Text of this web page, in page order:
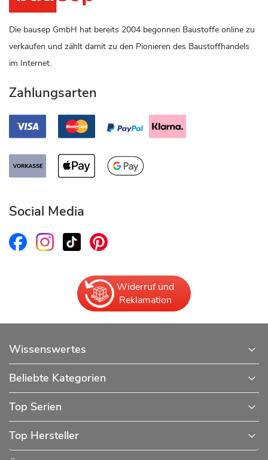
Die bausep GmbH hat bereits 2004 begonnen Baustoffe online zu
verkaufen und zählt damit zu den Pionieren des Baustoffhandels
im Internet.
Zahlungsarten
Social Media
Widerruf und
Reklamation
Wissenswertes
Beliebte Kategorien
Top Serien
Top Hersteller